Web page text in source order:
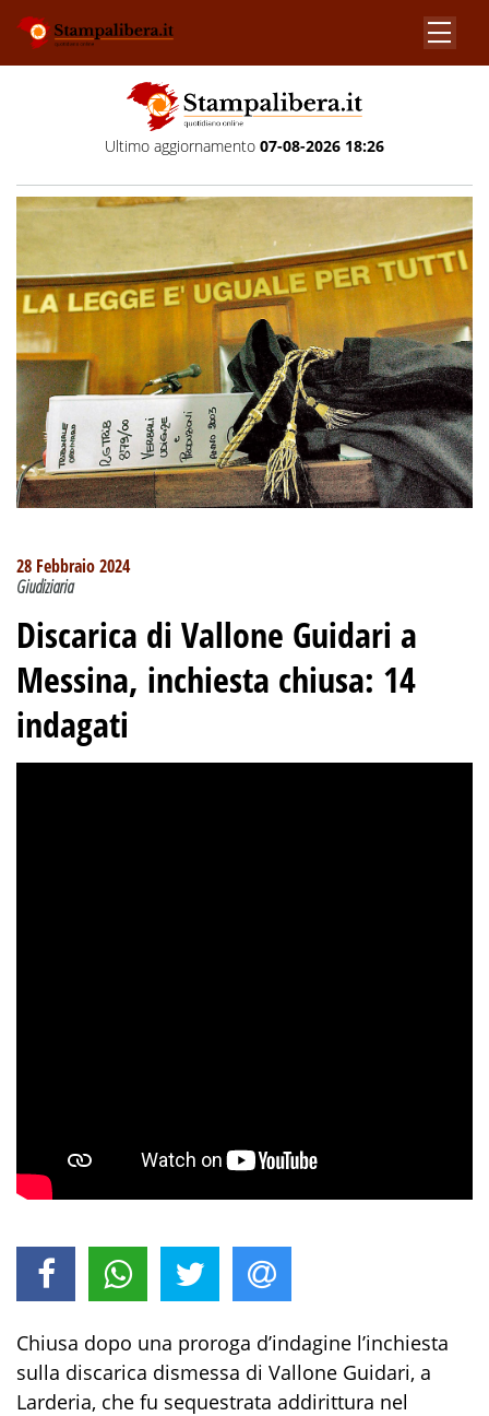
Ultimo aggiornamento 07-08-2026 18:26
28 Febbraio 2024
Giudiziaria
Discarica di Vallone Guidari a
Messina, inchiesta chiusa: 14
indagati
Chiusa dopo una proroga d’indagine l’inchiesta
sulla discarica dismessa di Vallone Guidari, a
Larderia, che fu sequestrata addirittura nel